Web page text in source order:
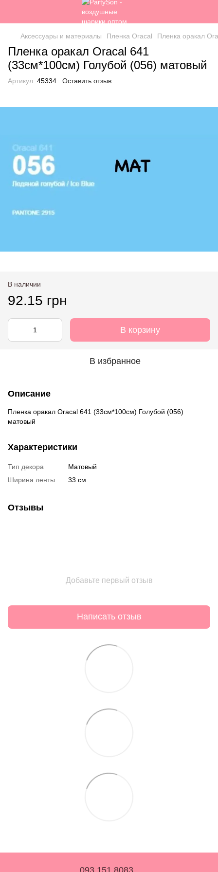
Аксессуары и материалы Пленка Oracal Пленка оракал
Пленка оракал Oracal 641
(33см*100см) Голубой (056) матовый
Артикул: 45334 Оставить отзыв
В наличии
92.15 грн
В корзину
В избранное
Описание
Пленка оракал Oracal 641 (33см*100см) Голубой (056)
матовый
Характеристики
Тип декора
Матовый
Ширина ленты
33 см
Отзывы
Добавьте первый отзыв
Написать отзыв
093 151 8083